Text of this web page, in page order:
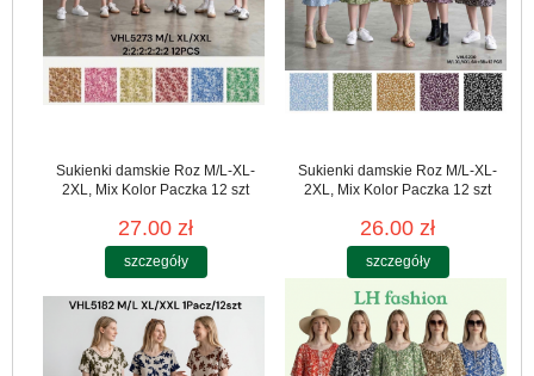
Sukienki damskie Roz M/L-XL-
2XL, Mix Kolor Paczka 12 szt
27.00 zł
szczegóły
Sukienki damskie Roz M/L-XL-
2XL, Mix Kolor Paczka 12 szt
26.00 zł
szczegóły